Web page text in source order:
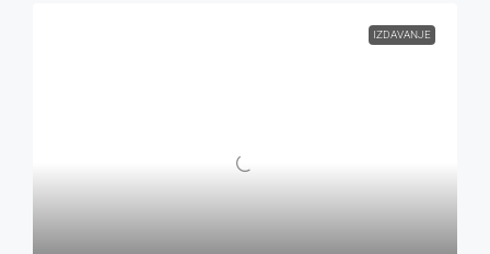
IZDAVANJE